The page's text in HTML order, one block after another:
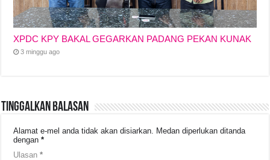
XPDC KPY BAKAL GEGARKAN PADANG PEKAN KUNAK
3 minggu ago
Tinggalkan Balasan
Alamat e-mel anda tidak akan disiarkan. Medan diperlukan ditanda
dengan*
Ulasan*